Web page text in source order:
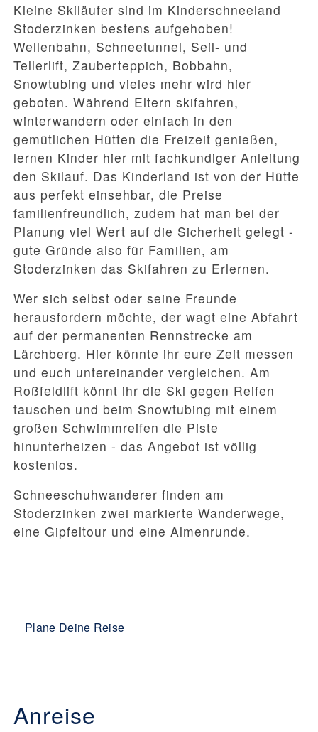
Kleine Skiläufer sind im Kinderschneeland
Stoderzinken bestens aufgehoben!
Wellenbahn, Schneetunnel, Seil- und
Tellerlift, Zauberteppich, Bobbahn,
Snowtubing und vieles mehr wird hier
geboten. Während Eltern skifahren,
winterwandern oder einfach in den
gemütlichen Hütten die Freizeit genießen,
lernen Kinder hier mit fachkundiger Anleitung
den Skilauf. Das Kinderland ist von der Hütte
aus perfekt einsehbar, die Preise
familienfreundlich, zudem hat man bei der
Planung viel Wert auf die Sicherheit gelegt -
gute Gründe also für Familien, am
Stoderzinken das Skifahren zu Erlernen.
Wer sich selbst oder seine Freunde
herausfordern möchte, der wagt eine Abfahrt
auf der permanenten Rennstrecke am
Lärchberg. Hier könnte ihr eure Zeit messen
und euch untereinander vergleichen. Am
Roßfeldlift könnt ihr die Ski gegen Reifen
tauschen und beim Snowtubing mit einem
großen Schwimmreifen die Piste
hinunterheizen - das Angebot ist völlig
kostenlos.
Schneeschuhwanderer finden am
Stoderzinken zwei markierte Wanderwege,
eine Gipfeltour und eine Almenrunde.
Plane Deine Reise
Anreise